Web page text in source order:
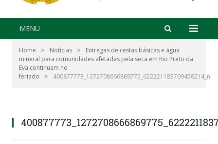
MENU
Home » Notícias »
Entregas de cestas básicas e água
mineral para comunidades afetadas pela seca em Rio Preto da
Eva continuam no
feriado
» 400877773_1272708666869775_622221183709458214_n